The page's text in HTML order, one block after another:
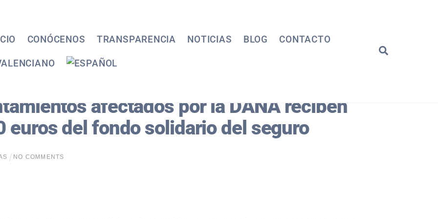
CONÓCENOS TRANSPARENCIA NOTICIAS BLOG CONTACTO
afectados por la DANA reciben
euros del fondo solidario del seguro
NO COMMENTS